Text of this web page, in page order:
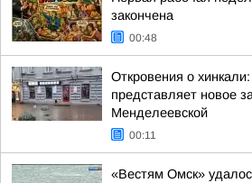
закончена
00:48
Откровения о
представляет новое
Менделеевской
00:11
«Вестям Омск»